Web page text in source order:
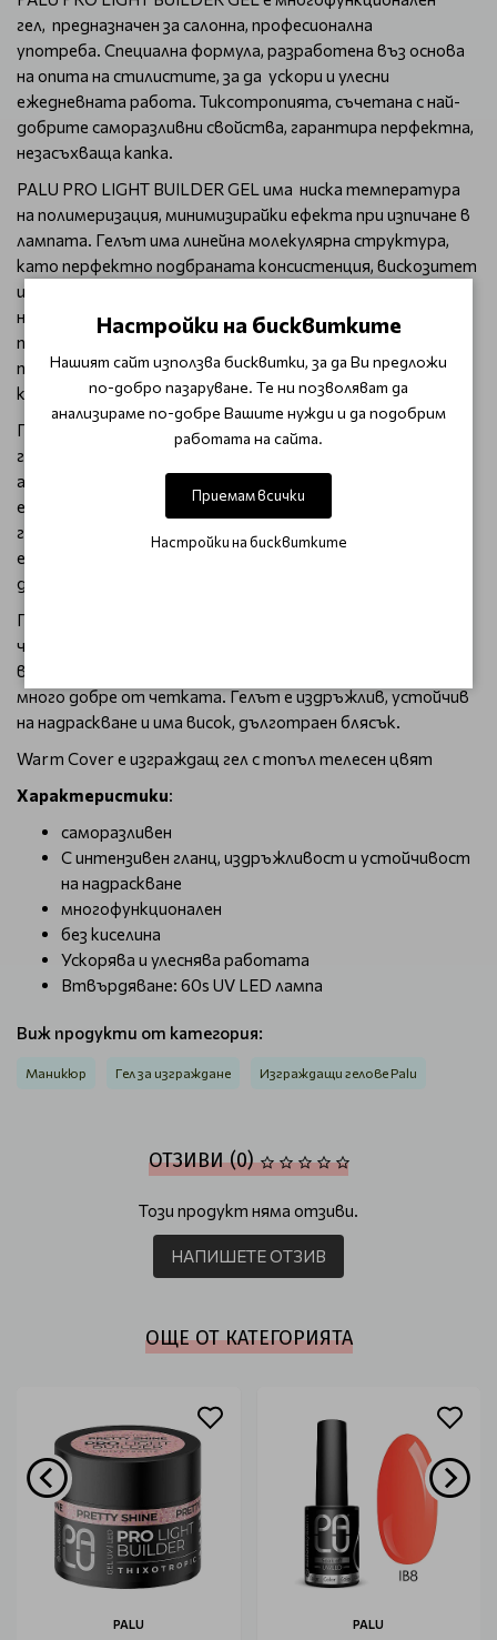
гел, предназначен за салонна, професионална
употреба. Специална формула, разработена въз основа
на опита на стилистите, за да ускори и улесни
ежедневната работа. Тиксотропията, съчетана с най-
добрите саморазливни свойства, гарантира перфектна,
незасъхваща капка.
PALU PRO LIGHT BUILDER GEL има ниска температура
на полимеризация, минимизирайки ефекта при изпичане в
лампата. Гелът има линейна молекулярна структура,
като перфектно подбраната консистенция, вискозитет
и плътност на гела оказват влияние върху качеството
на работа. Модерната формула е създадена, за да
позволи използването на техниката "гел без
пилене". Особено се препоръчва за бързи добавки и
корекции.
Гел, притежаващ свойствата на основа, изграждащ и
гланциращ продукт. В структурата си съдържа
адхезивни вещества, които повишават адхезията към
естествената нокътна плочка, изграждащи и
гланциращи вещества. За да постигнете оптимален
ефект на адхезия с тънки, проблемни плочки, струва си
да използвате лак от всяка основа на Palu.
Прецизно регулираният вискозитет на гела гарантира,
че консистенцията е средно плътна и бързо се разнася
върху нокътя. Гелът с този вискозитет се отделя
много добре от четката. Гелът е издръжлив, устойчив
на надраскване и има висок, дълготраен блясък.
Warm Cover е изграждащ гел с топъл телесен цвят
Характеристики:
саморазливен
С интензивен гланц, издръжливост и устойчивост
на надраскване
многофункционален
без киселина
Ускорява и улеснява работата
Втвърдяване: 60s UV LED лампа
Виж продукти от категория:
Маникюр Гел за изграждане Изграждащи гелове Palu
ОТЗИВИ (0)
Този продукт няма отзиви.
НАПИШЕТЕ ОТЗИВ
ОЩЕ ОТ КАТЕГОРИЯТА
PALU PALU
Настройки на бисквитките
Нашият сайт използва бисквитки, за да Ви предложи
по-добро пазаруване. Те ни позволяват да
анализираме по-добре Вашите нужди и да подобрим
работата на сайта.
Приемам всички
Настройки на бисквитките